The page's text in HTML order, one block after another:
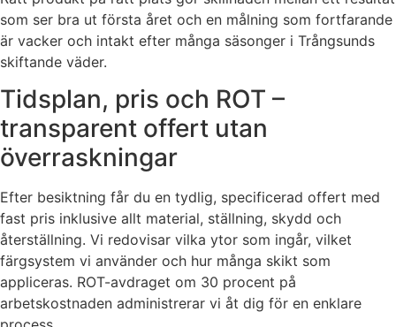
som ser bra ut första året och en målning som fortfarande
är vacker och intakt efter många säsonger i Trångsunds
skiftande väder.
Tidsplan, pris och ROT –
transparent offert utan
överraskningar
Efter besiktning får du en tydlig, specificerad offert med
fast pris inklusive allt material, ställning, skydd och
återställning. Vi redovisar vilka ytor som ingår, vilket
färgsystem vi använder och hur många skikt som
appliceras. ROT-avdraget om 30 procent på
arbetskostnaden administrerar vi åt dig för en enklare